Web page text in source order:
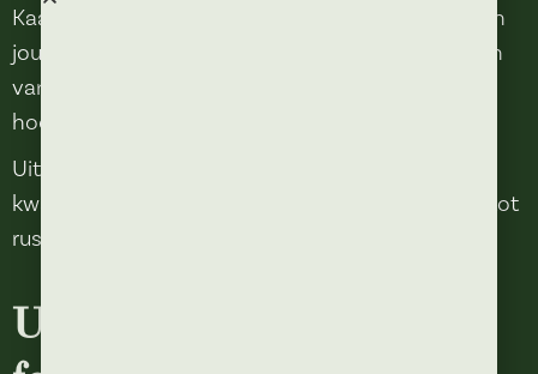
Kaatsheuvel en omgeving, een perfecte start van
jouw avond uit. Daarnaast kun je bij ons genieten
van uitgebreide borrelplanken, smaakvolle
hoofdgerechten en huisgemaakte desserts.
Uit eten gaan bij Anton betekent genieten van
kwaliteit, sfeer en een avond waar je echt even tot
rust komt.
Uit eten met vrienden,